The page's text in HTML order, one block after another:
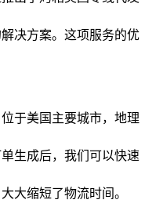
决方案。这项服务的优
于美国主要城市，地理
生成后，我们可以快速
大缩短了物流时间。